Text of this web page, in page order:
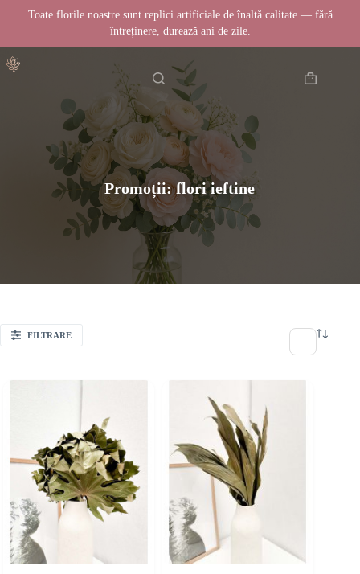
Toate florile noastre sunt replici artificiale de înaltă calitate — fără
întreținere, durează ani de zile.
la
Coș
Acasă
Promoții: flori ieftine
FILTRARE